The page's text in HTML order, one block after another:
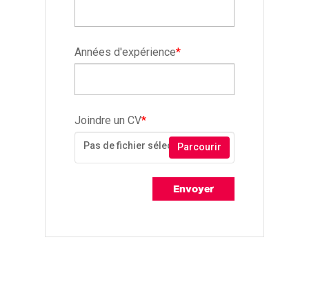
Années d'expérience*
Joindre un CV*
Pas de fichier sélectionnéParcourir
Envoyer